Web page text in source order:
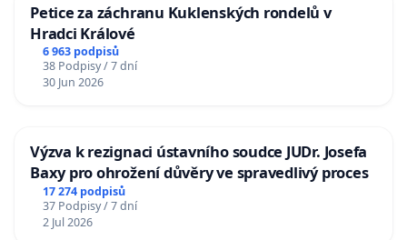
Petice za záchranu Kuklenských rondelů v
Hradci Králové
6 963 podpisů
38 Podpisy / 7 dní
30 Jun 2026
Výzva k rezignaci ústavního soudce JUDr. Josefa
Baxy pro ohrožení důvěry ve spravedlivý proces
17 274 podpisů
37 Podpisy / 7 dní
2 Jul 2026